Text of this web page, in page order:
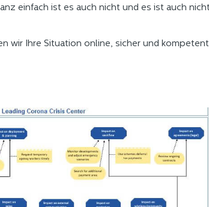
einfach ist es auch nicht und es ist auch
wir Ihre Situation online, sicher und